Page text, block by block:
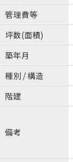
管理費等
坪数(面積)
築年月
種別 / 構造
階建
備考